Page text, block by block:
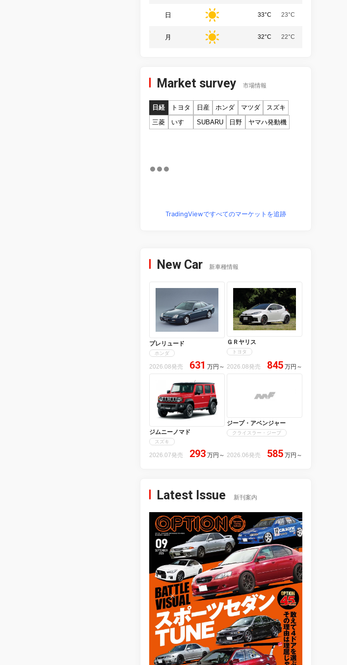
日 33°C 23°C
月 32°C 22°C
Market survey 市場情報
日経 トヨタ 日産 ホンダ マツダ
スズキ
三菱
いすゞ SUBARU 日野 ヤマハ発動機
TradingViewですべてのマーケットを追跡
New Car 新車種情報
プレリュード
ホンダ
2026.08発売 631 万円 ～
ＧＲヤリス
トヨタ
2026.08発売 845 万円 ～
ジムニーノマド
スズキ
2026.07発売 293 万円 ～
ジープ・アベンジャー
クライスラー・ジープ
2026.06発売 585 万円 ～
Latest Issue 新刊案内